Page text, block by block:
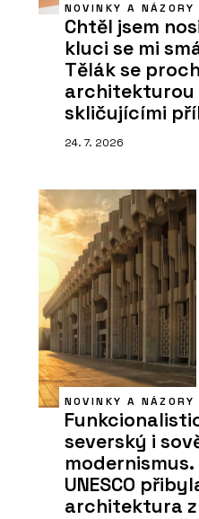
NOVINKY A NÁZORY
Chtěl jsem
kluci se mi
Tělák se
architekturou
skličujícími
24. 7. 2026
NOVINKY A NÁZORY
severský i
modernismus.
UNESCO
architektura